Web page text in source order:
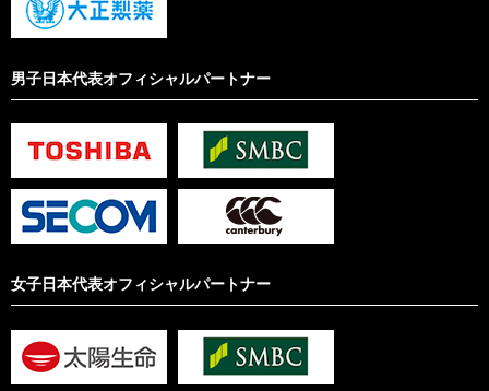
男子日本代表オフィシャルパートナー
女子日本代表オフィシャルパートナー